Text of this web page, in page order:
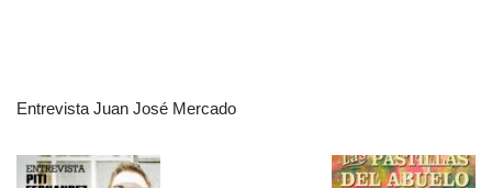
Entrevista Juan José Mercado